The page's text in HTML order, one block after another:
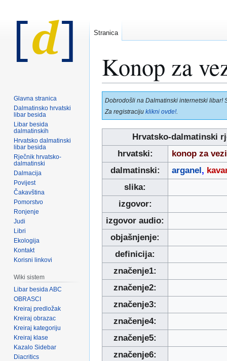
Konop za
Prijeđi
na
navigaciju
Prijeđi
na
pretraživanje
Dobrodošli na Dalmatinski internetski libar!
Za registraciju klikni ovde!
Hrvatsko-dalmatinski
hrvatski:
konop za
dalmatinski:
arganel ,
slika:
izgovor:
izgovor audio:
objašnjenje:
definicija:
značenje1:
značenje2:
značenje3:
značenje4:
značenje5:
značenje6:
Stranica
Glavna stranica
Dalmatinsko hrvatski
libar besida
Libar besida
dalmatinskih
Hrvatsko dalmatinski
libar besida
Rječnik hrvatsko-
dalmatinski
Dalmacija
Povijest
Čakavština
Pomorstvo
Ronjenje
Judi
Libri
Ekologija
Kontakt
Korisni linkovi
Wiki sistem
Libar besida ABC
OBRASCI
Kreiraj predložak
Kreiraj obrazac
Kreiraj kategoriju
Kreiraj klase
Kazalo Sidebar
Diacritics